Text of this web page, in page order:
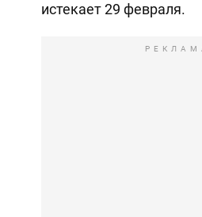
истекает 29 февраля.